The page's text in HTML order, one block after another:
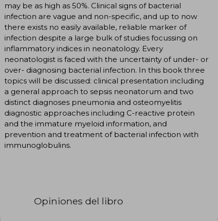
may be as high as 50%. Clinical signs of bacterial
infection are vague and non-specific, and up to now
there exists no easily available, reliable marker of
infection despite a large bulk of studies focussing on
inflammatory indices in neonatology. Every
neonatologist is faced with the uncertainty of under- or
over- diagnosing bacterial infection. In this book three
topics will be discussed: clinical presentation including
a general approach to sepsis neonatorum and two
distinct diagnoses pneumonia and osteomyelitis
diagnostic approaches including C-reactive protein
and the immature myeloid information, and
prevention and treatment of bacterial infection with
immunoglobulins.
Opiniones del libro